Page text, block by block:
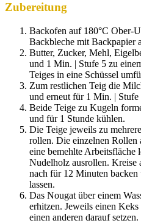
Zubereitung
Backofen auf 180°C Ober-
Backbleche mit Backpapier
Butter, Zucker, Mehl,
und 1 Min. | Stufe 5 zu
Teiges in eine Schüssel
Zum restlichen Teig die
und erneut für 1 Min. | Stufe
Beide Teige zu Kugeln
und für 1 Stunde kühlen.
Die Teige jeweils zu
rollen. Die einzelnen Rollen
eine bemehlte Arbeitsfläche
Nudelholz ausrollen. Kreise
nach für 12 Minuten backen
lassen.
Das Nougat über einem
erhitzen. Jeweils einen
einen anderen darauf